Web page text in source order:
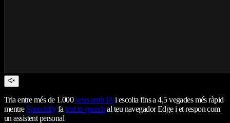
Tria entre més de 1.000veus amb IA i escolta fins a 4,5 vegades més ràpid
mentre Speechifyfa text to speechal teu navegador Edge i et respon com
un assistent personal